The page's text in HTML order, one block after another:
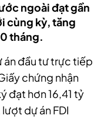
ngoài đạt gần
cùng kỳ, tăng
tháng.
án đầu tư trực tiếp
chứng nhận
đạt hơn 16,41 tỷ
dự án FDI